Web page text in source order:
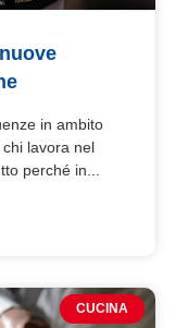
in ambito
lavora nel
perché in...
CUCINA